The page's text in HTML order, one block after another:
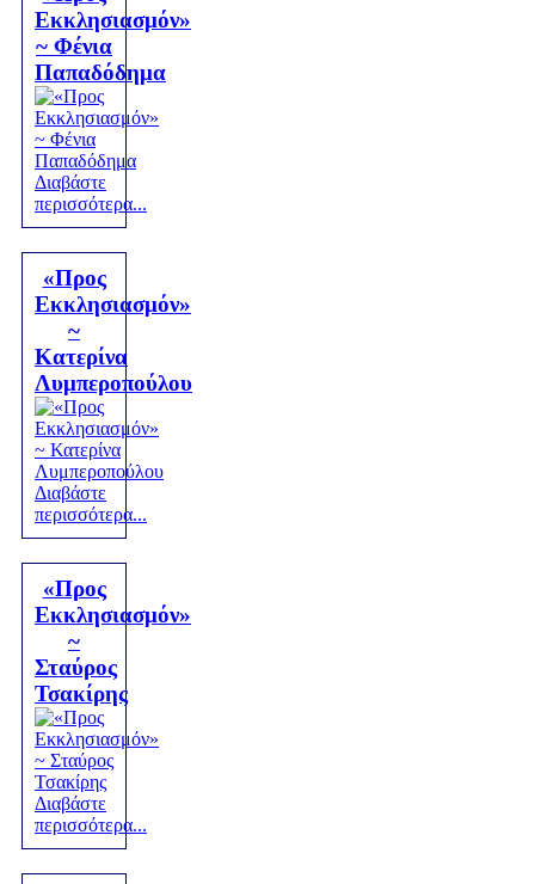
Εκκλησιασμόν»
~ Φένια
Παπαδόδημα
Διαβάστε
περισσότερα...
«Προς
Εκκλησιασμόν»
~
Κατερίνα
Λυμπεροπούλου
Διαβάστε
περισσότερα...
«Προς
Εκκλησιασμόν»
~
Σταύρος
Τσακίρης
Διαβάστε
περισσότερα...